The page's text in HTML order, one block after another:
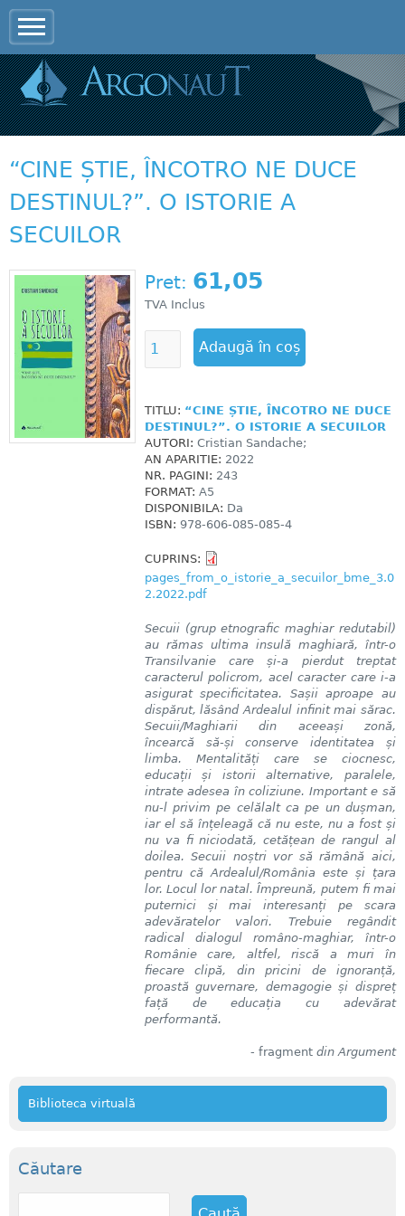
“CINE ȘTIE, ÎNCOTRO NE DUCE
DESTINUL?”. O ISTORIE A
SECUILOR
Pret: 61,05
TVA Inclus
TITLU: “CINE ȘTIE, ÎNCOTRO NE DUCE
DESTINUL?”. O ISTORIE A SECUILOR
AUTORI: Cristian Sandache;
AN APARITIE: 2022
NR. PAGINI: 243
FORMAT: A5
DISPONIBILA: Da
ISBN: 978-606-085-085-4
CUPRINS:
pages_from_o_istorie_a_secuilor_bme_3.0
2.2022.pdf
Secuii (grup etnografic maghiar redutabil)
au rămas ultima insulă maghiară, într-o
Transilvanie care și-a pierdut treptat
caracterul policrom, acel caracter care i-a
asigurat specificitatea. Sașii aproape au
dispărut, lăsând Ardealul infinit mai sărac.
Secuii/Maghiarii din aceeași zonă,
încearcă să-și conserve identitatea și
limba. Mentalități care se ciocnesc,
educații și istorii alternative, paralele,
intrate adesea în coliziune. Important e să
nu-l privim pe celălalt ca pe un dușman,
iar el să înțeleagă că nu este, nu a fost și
nu va fi niciodată, cetățean de rangul al
doilea. Secuii noștri vor să rămână aici,
pentru că Ardealul/România este și țara
lor. Locul lor natal. Împreună, putem fi mai
puternici și mai interesanți pe scara
adevăratelor valori. Trebuie regândit
radical dialogul româno-maghiar, într-o
Românie care, altfel, riscă a muri în
fiecare clipă, din pricini de ignoranță,
proastă guvernare, demagogie și dispreț
față de educația cu adevărat
performantă.
- fragment din Argument
Biblioteca virtuală
Căutare
C